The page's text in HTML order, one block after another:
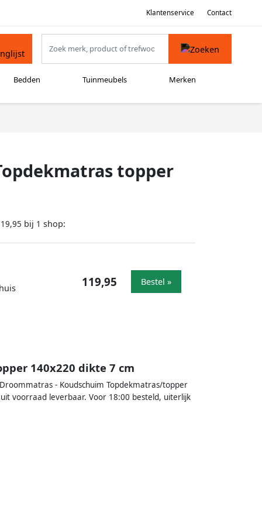
Klantenservice Contact
Bedden Tuinmeubels Merken
topper
bij 1 shop:
119,95 Bestel »
140x220 dikte 7 cm
- Koudschuim Topdekmatras/topper
voorraad leverbaar. Voor 18:00 besteld, uiterlijk